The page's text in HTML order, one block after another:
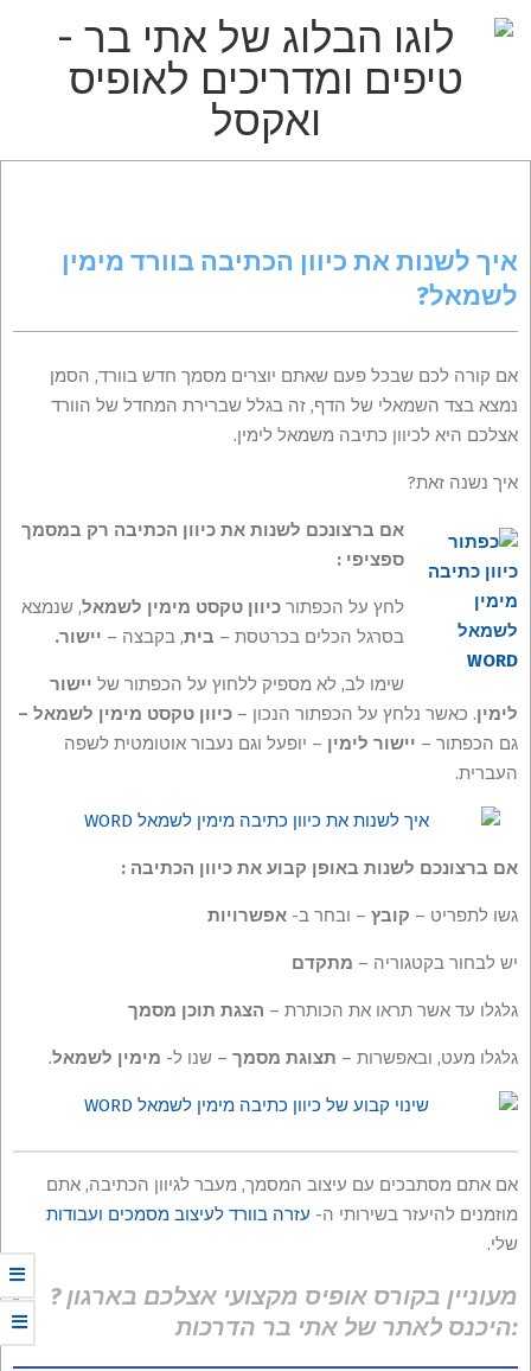
הבלוג
אתי
בר
–
טיפים
ומדריכים
לאופיס
איך לשנות את כיוון הכתיבה בוורד מימין
לשמאל?
אם קורה לכם שבכל פעם שאתם יוצרים מסמך חדש בוורד, הסמן
נמצא בצד השמאלי של הדף, זה בגלל שברירת המחדל של הוורד
אצלכם היא לכיוון כתיבה משמאל לימין.
איך נשנה זאת?
אם ברצונכם לשנות את כיוון הכתיבה רק במסמך
ספציפי :
לחץ על הכפתור כיוון טקסט מימין לשמאל, שנמצא
בסרגל הכלים בכרטסת – בית, בקבצה – יישור.
שימו לב, לא מספיק ללחוץ על הכפתור של יישור
לימין. כאשר נלחץ על הכפתור הנכון – כיוון טקסט מימין לשמאל –
גם הכפתור – יישור לימין – יופעל וגם נעבור אוטומטית לשפה
העברית.
אם ברצונכם לשנות באופן קבוע את כיוון הכתיבה :
גשו לתפריט – קובץ – ובחר ב- אפשרויות
יש לבחור בקטגוריה – מתקדם
גלגלו עד אשר תראו את הכותרת – הצגת תוכן מסמך
גלגלו מעט, ובאפשרות – תצוגת מסמך – שנו ל- מימין לשמאל.
אם אתם מסתבכים עם עיצוב המסמך, מעבר לגיוון הכתיבה, אתם
מוזמנים להיעזר בשירותי ה- עזרה בוורד לעיצוב מסמכים ועבודות
שלי.
מעוניין בקורס אופיס מקצועי אצלכם בארגון ?
היכנס לאתר של אתי בר הדרכות: